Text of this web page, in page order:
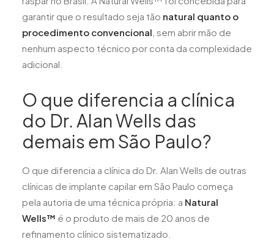
garantir que o resultado seja tão natural quanto o
procedimento convencional , sem abrir mão de
nenhum aspecto técnico por conta da complexidade
adicional.
O que diferencia a clínica
do Dr. Alan Wells das
demais em São Paulo?
O que diferencia a clínica do Dr. Alan Wells de outras
clínicas de implante capilar em São Paulo começa
pela autoria de uma técnica própria: a Natural
Wells™ é o produto de mais de 20 anos de
refinamento clínico sistematizado.